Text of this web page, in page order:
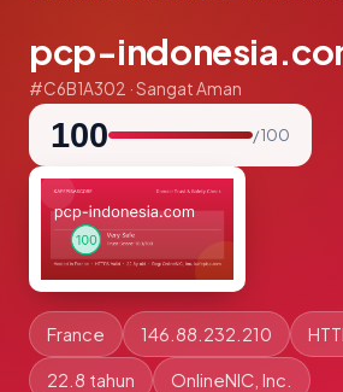
pcp-
#C6B1A302 · Sangat Aman
100 / 100
France 146.88.232.210
22.8 tahun OnlineNIC, Inc.